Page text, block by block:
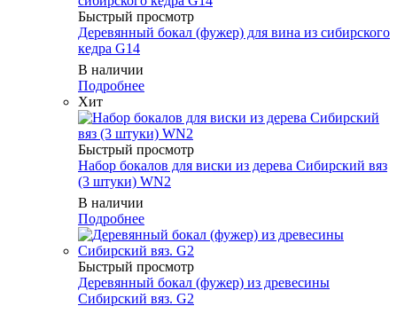
Быстрый просмотр
Деревянный бокал (фужер) для вина из сибирского
кедра G14
В наличии
Подробнее
Хит
Быстрый просмотр
Набор бокалов для виски из дерева Сибирский вяз
(3 штуки) WN2
В наличии
Подробнее
Быстрый просмотр
Деревянный бокал (фужер) из древесины
Сибирский вяз. G2